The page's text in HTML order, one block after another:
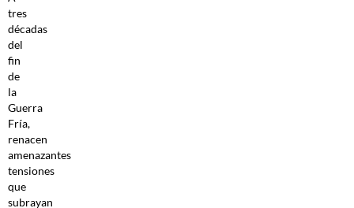
tres
décadas
del
fin
de
la
Guerra
Fría,
renacen
amenazantes
tensiones
que
subrayan